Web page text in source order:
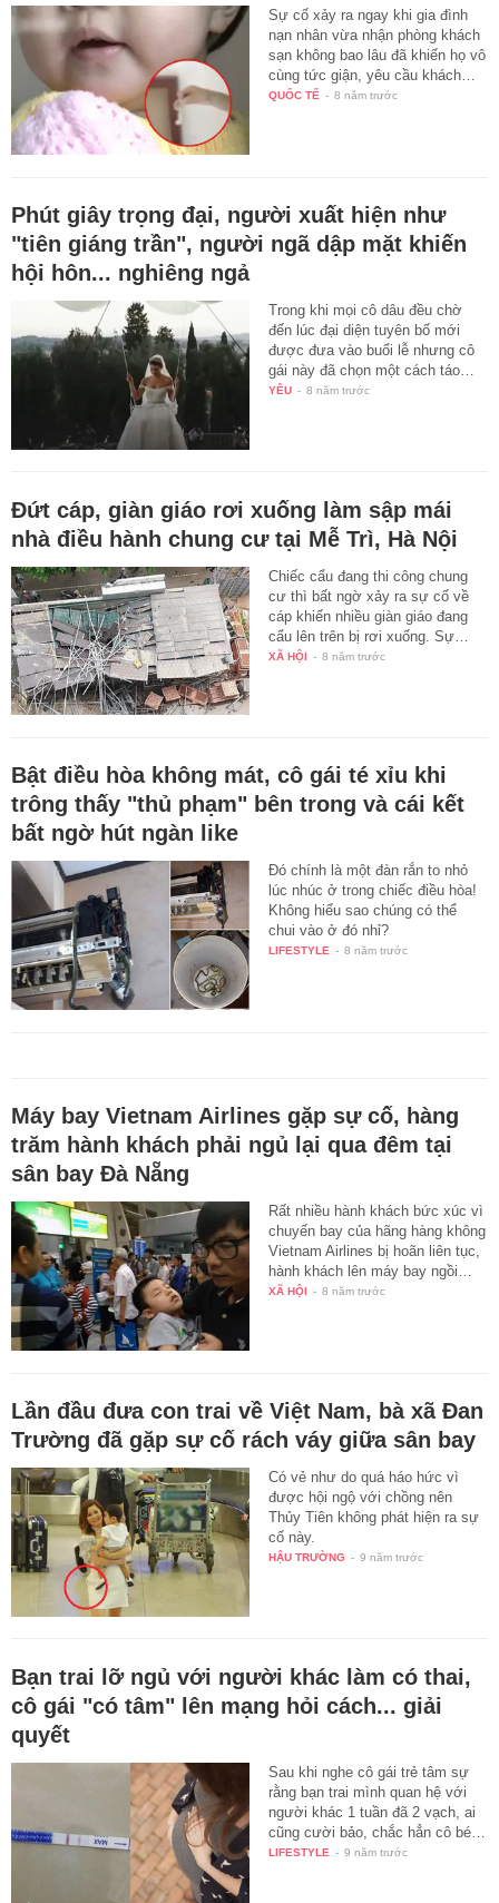
Sự cố xảy ra ngay khi gia đình
nạn nhân vừa nhận phòng khách
sạn không bao lâu đã khiến họ vô
cùng tức giận, yêu cầu khách…
QUỐC TẾ - 8 năm trước
Phút giây trọng đại, người xuất hiện như
"tiên giáng trần", người ngã dập mặt khiến
hội hôn... nghiêng ngả
Trong khi mọi cô dâu đều chờ
đến lúc đại diện tuyên bố mới
được đưa vào buổi lễ nhưng cô
gái này đã chọn một cách táo…
YÊU - 8 năm trước
Đứt cáp, giàn giáo rơi xuống làm sập mái
nhà điều hành chung cư tại Mễ Trì, Hà Nội
Chiếc cẩu đang thi công chung
cư thì bất ngờ xảy ra sự cố về
cáp khiến nhiều giàn giáo đang
cẩu lên trên bị rơi xuống. Sự…
XÃ HỘI - 8 năm trước
Bật điều hòa không mát, cô gái té xỉu khi
trông thấy "thủ phạm" bên trong và cái kết
bất ngờ hút ngàn like
Đó chính là một đàn rắn to nhỏ
lúc nhúc ở trong chiếc điều hòa!
Không hiểu sao chúng có thể
chui vào ở đó nhỉ?
LIFESTYLE - 8 năm trước
Máy bay Vietnam Airlines gặp sự cố, hàng
trăm hành khách phải ngủ lại qua đêm tại
sân bay Đà Nẵng
Rất nhiều hành khách bức xúc vì
chuyến bay của hãng hàng không
Vietnam Airlines bị hoãn liên tục,
hành khách lên máy bay ngồi…
XÃ HỘI - 8 năm trước
Lần đầu đưa con trai về Việt Nam, bà xã Đan
Trường đã gặp sự cố rách váy giữa sân bay
Có vẻ như do quá háo hức vì
được hội ngộ với chồng nên
Thủy Tiên không phát hiện ra sự
cố này.
HẬU TRƯỜNG - 9 năm trước
Bạn trai lỡ ngủ với người khác làm có thai,
cô gái "có tâm" lên mạng hỏi cách... giải
quyết
Sau khi nghe cô gái trẻ tâm sự
rằng bạn trai mình quan hệ với
người khác 1 tuần đã 2 vạch, ai
cũng cười bảo, chắc hẳn cô bé…
LIFESTYLE - 9 năm trước